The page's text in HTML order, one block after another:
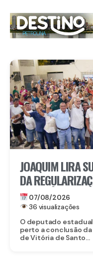
JOAQUIM LIRA
DA
EM VITÓRIA DE
07/08/2026
36 visualizações
O deputado
perto a conclusão
de Vitória de Santo...